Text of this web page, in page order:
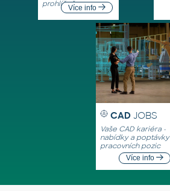
prohlížečeVíce info
CAD JOBS
Vaše CAD kariéra -
nabídky a poptávky
pracovních pozic
Více info